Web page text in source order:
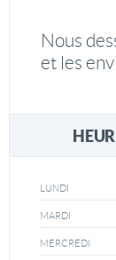
Nous
et les
LUNDI
MARDI
MERCREDI